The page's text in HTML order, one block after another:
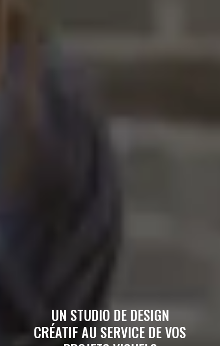
UN STUDIO DE DESIGN
CRÉATIF AU SERVICE DE VOS